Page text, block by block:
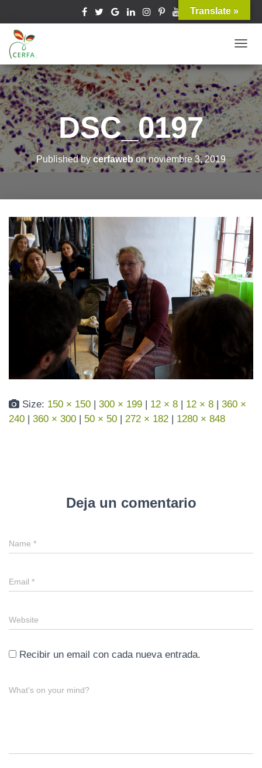
O
G
G
L
E
A
V
G
O
N
DSC_0197
Published bycerfawebonnoviembre 3, 2019
Size: 150 × 150 | 300 × 199 | 12 × 8 | 12 × 8 | 360 ×
240 | 360 × 300 | 50 × 50 | 272 × 182 | 1280 × 848
Deja un comentario
Name *
Email *
Website
Recibir un email con cada nueva entrada.
What's on your mind?
Translate »